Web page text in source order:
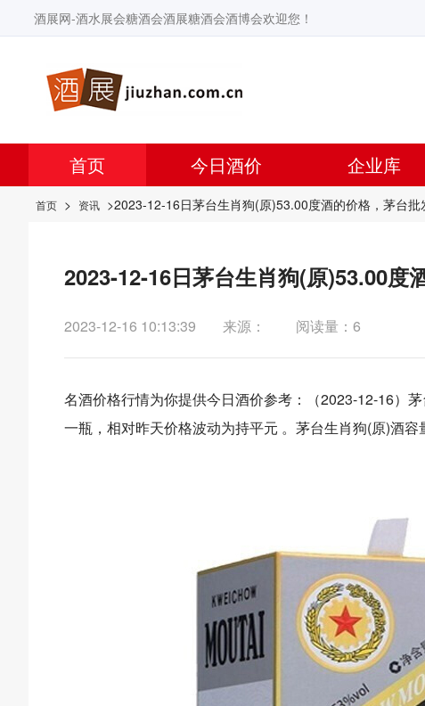
酒展网-酒水展会糖酒会酒展糖酒会酒博会欢迎您！
首页 今日酒价 企业库
首页 > 资讯 >2023-12-16日茅台生肖狗(原)53.00度酒的价格，茅台
2023-12-16日茅台生肖狗(原)53.00度
2023-12-16 10:13:39 来源： 阅读量：6
名酒价格行情为你提供今日酒价参考：（2023-12-16）
一瓶，相对昨天价格波动为持平元 。茅台生肖狗(原)酒容